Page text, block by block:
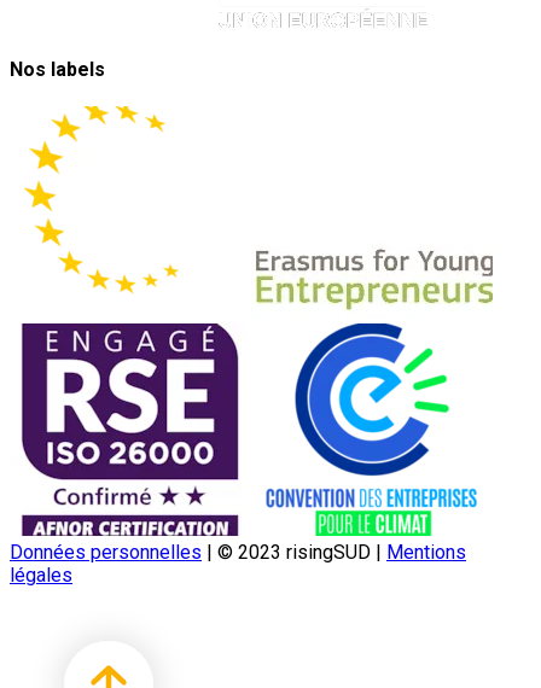
Nos labels
Données personnelles © 2023 risingSUD
Mentions
légales